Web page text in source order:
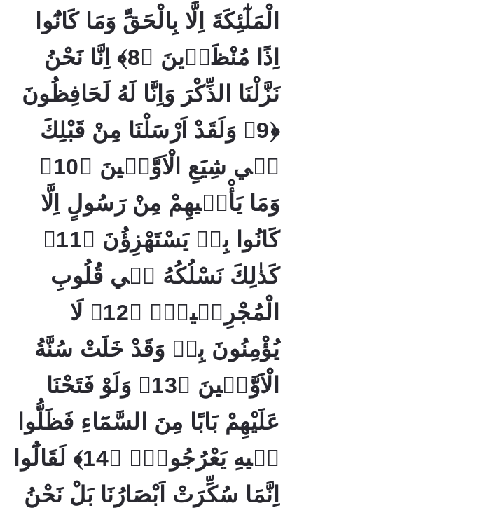
الْمَلٰٓئِكَةَ اِلَّا بِالْحَقِّ وَمَا كَانُٓوا
اِذًا مُنْظَرٖينَ ﴿8﴾ اِنَّا نَحْنُ
نَزَّلْنَا الذِّكْرَ وَاِنَّا لَهُ لَحَافِظُونَ
﴿9﴾ وَلَقَدْ اَرْسَلْنَا مِنْ قَبْلِكَ
فٖي شِيَعِ الْاَوَّلٖينَ ﴿10﴾
وَمَا يَأْتٖيهِمْ مِنْ رَسُولٍ اِلَّا
كَانُوا بِهٖ يَسْتَهْزِؤُنَ ﴿11﴾
كَذٰلِكَ نَسْلُكُهُ فٖي قُلُوبِ
الْمُجْرِمٖينَۙ ﴿12﴾ لَا
يُؤْمِنُونَ بِهٖ وَقَدْ خَلَتْ سُنَّةُ
الْاَوَّلٖينَ ﴿13﴾ وَلَوْ فَتَحْنَا
عَلَيْهِمْ بَابًا مِنَ السَّمَٓاءِ فَظَلُّوا
فٖيهِ يَعْرُجُونَۙ ﴿14﴾ لَقَالُٓوا
اِنَّمَا سُكِّرَتْ اَبْصَارُنَا بَلْ نَحْنُ